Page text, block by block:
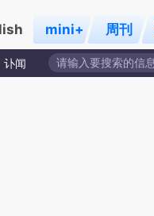
mini+ 周刊
讣闻